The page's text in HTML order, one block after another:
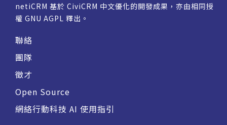
netiCRM 基於 CiviCRM 中文優化的開發成果，亦由相同授
權 GNU AGPL 釋出。
聯絡
團隊
徵才
Open Source
網絡行動科技 AI 使用指引